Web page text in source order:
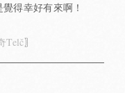
得幸好有來啊！
Telč〗